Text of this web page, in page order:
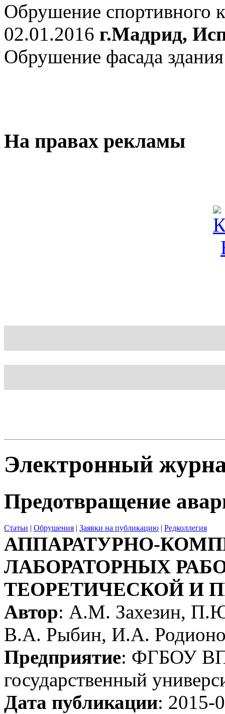
Обрушение спортивного
02.01.2016 г.Мадрид,
Обрушение фасада
На правах рекламы
Электронный
Предотвращение
Статьи | Обрушения | Заявки на публикацию | Редколлегия
АППАРАТУРНО-
ЛАБОРАТОРНЫХ
ТЕОРЕТИЧЕСКОЙ И
Автор: А.М. Захезин,
В.А. Рыбин, И.А.
Предприятие: ФГБОУ
государственный
Дата публикации: 2015-